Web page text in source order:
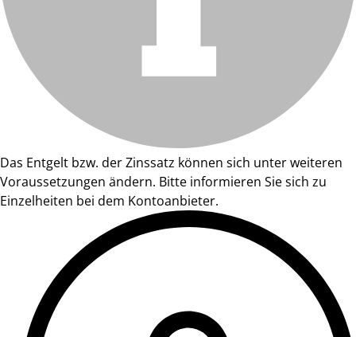
Das Entgelt bzw. der Zinssatz können sich unter weiteren
Voraussetzungen ändern. Bitte informieren Sie sich zu
Einzelheiten bei dem Kontoanbieter.